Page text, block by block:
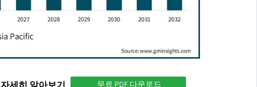
세히 알아보기 무료 PDF 다운로드